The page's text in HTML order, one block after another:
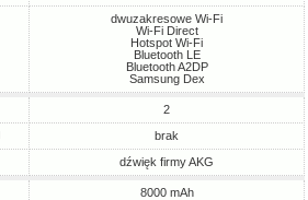
dwuzakresowe Wi-Fi
Wi-Fi Direct
Hotspot Wi-Fi
Bluetooth LE
Bluetooth A2DP
Samsung Dex
2
brak
dźwięk firmy AKG
8000 mAh